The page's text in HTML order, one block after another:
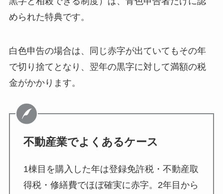
められた特典です。
白色申告の場合は、同じ赤字が出ていてもその年
で切り捨てとなり、翌年の黒字に対して満額の税
金がかかります。
不動産業でよくあるケース
1棟目を購入した年は登録免許税・不動産取
得税・修繕費でほぼ確実に赤字。2年目から